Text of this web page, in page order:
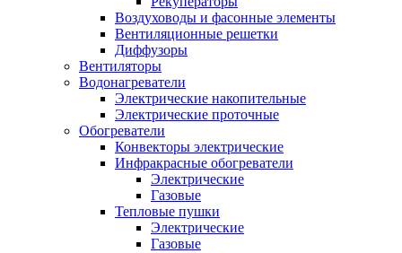
Воздуховоды и фасонные элементы
Вентиляционные решетки
Диффузоры
Вентиляторы
Водонагреватели
Электрические накопительные
Электрические проточные
Обогреватели
Конвекторы электрические
Инфракрасные обогреватели
Электрические
Газовые
Тепловые пушки
Электрические
Газовые